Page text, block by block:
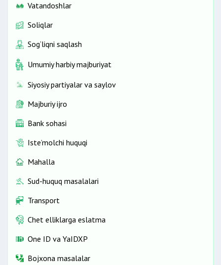
Vatandoshlar
Soliqlar
Sog‘liqni saqlash
Umumiy harbiy majburiyat
Siyosiy partiyalar va saylov
Majburiy ijro
Bank sohasi
Iste’molchi huquqi
Mahalla
Sud-huquq masalalari
Transport
Chet elliklarga eslatma
One ID vа YaIDXP
Bojxona masalalar